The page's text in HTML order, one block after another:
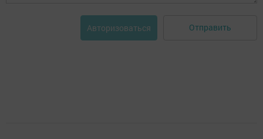
Авторизоваться Отправить